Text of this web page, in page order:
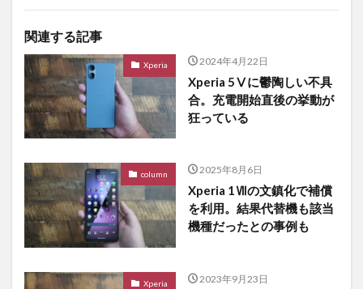
関連する記事
Xperia 2024年4月22日
Xperia 5Ⅴに鬱陶しい不具
合。充電開始直後の挙動が
狂っている
column 2025年8月6日
Xperia 1Ⅶの文鎮化で補償
を利用。結果代替機も該当
機種だったとの事例も
Xperia 2023年9月23日